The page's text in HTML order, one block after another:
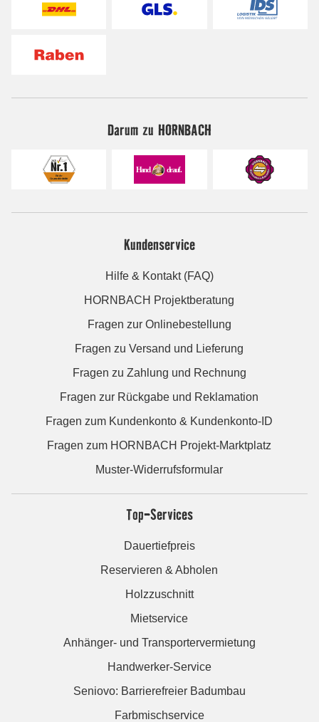
Darum zu HORNBACH
Kundenservice
Hilfe & Kontakt (FAQ)
HORNBACH Projektberatung
Fragen zur Onlinebestellung
Fragen zu Versand und Lieferung
Fragen zu Zahlung und Rechnung
Fragen zur Rückgabe und Reklamation
Fragen zum Kundenkonto & Kundenkonto-ID
Fragen zum HORNBACH Projekt-Marktplatz
Muster-Widerrufsformular
Top-Services
Dauertiefpreis
Reservieren & Abholen
Holzzuschnitt
Mietservice
Anhänger- und Transportervermietung
Handwerker-Service
Seniovo: Barrierefreier Badumbau
Farbmischservice